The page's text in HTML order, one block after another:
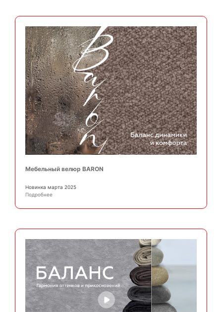
Мебельный велюр BARON
Новинка марта 2025
Подробнее